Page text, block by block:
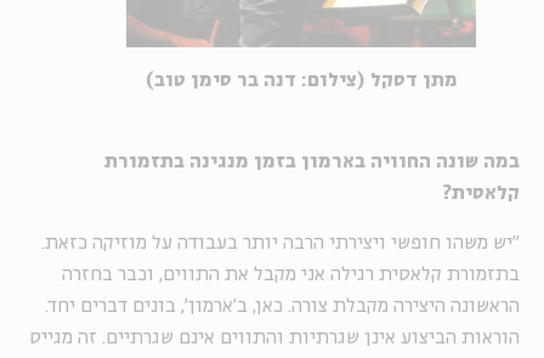
מתן דסקל (צילום: דנה בר סימן טוב)
במה שונה החוויה בארמון בזמן מנגינה בתזמורת
קלאסית?
"יש משהו חופשי ויצירתי הרבה יותר בעבודה על מוזיקה כזאת.
בתזמורת קלאסית רגילה אני מקבל את התווים, וכבר בחזרה
הראשונה היצירה מקבלת צורה. כאן, ב'ארמון', בונים דברים יחד.
הוראות הביצוע אינן שגרתיות והתווים אינם שגרתיים. זה מגייס